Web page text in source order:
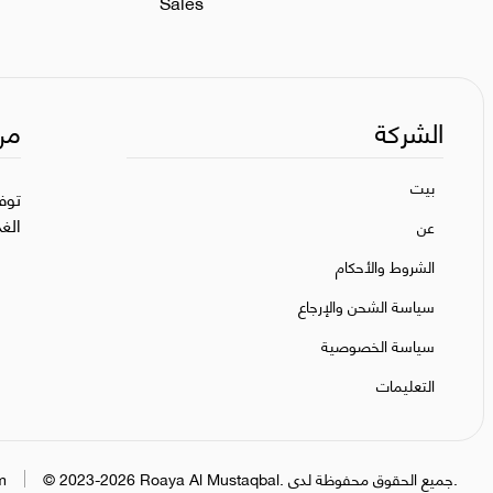
الشركة
بيت
عن
الشروط والأحكام
سياسة الشحن والإرجاع
سياسة الخصوصية
التعليمات
©2023-2026 Roaya Al Mustaqbal. جميع الحقوق محفوظة لدى.